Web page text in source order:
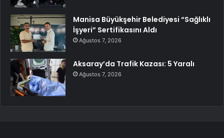
Manisa Büyükşehir Belediyesi “Sağlıklı
İşyeri” Sertifikasını Aldı
Ağustos 7, 2026
Aksaray’da Trafik Kazası: 5 Yaralı
Ağustos 7, 2026